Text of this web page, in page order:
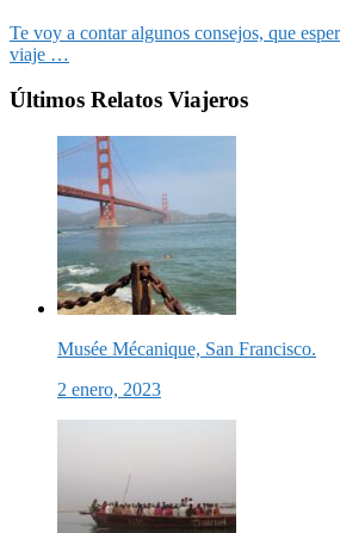
Te voy a contar algunos consejos, que
viaje …
Últimos Relatos Viajeros
Musée Mécanique, San Francisco.
2 enero, 2023